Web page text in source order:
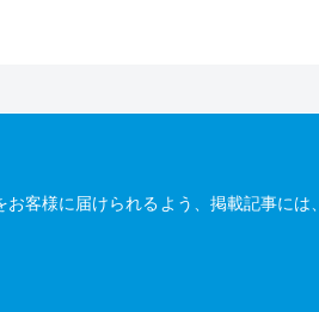
客様に届けられるよう、掲載記事には、